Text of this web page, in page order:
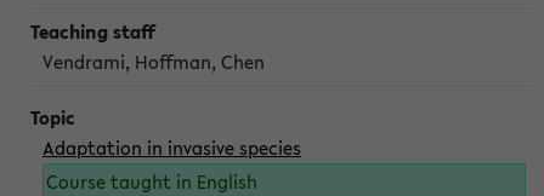
Vendrami, Hoffman, Chen
Adaptation in invasive species
Course taught in English